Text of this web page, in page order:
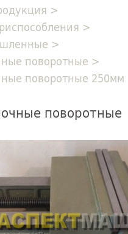
>
>
>
поворотные >
поворотные 250мм
поворотные